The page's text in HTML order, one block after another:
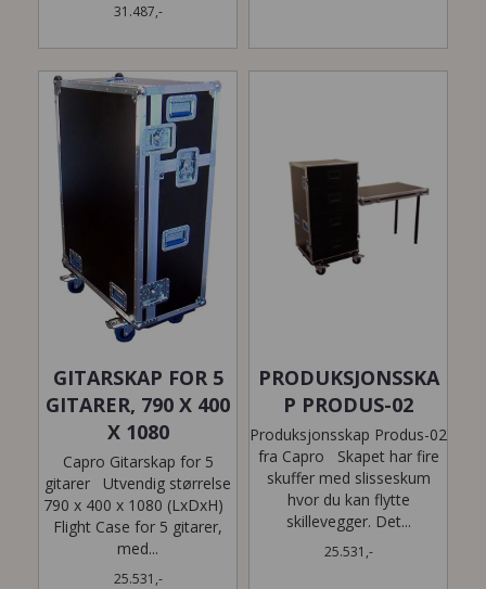
31.487,-
GITARSKAP FOR 5
GITARER, 790 X 400
X 1080
Capro Gitarskap for 5
gitarer Utvendig størrelse
790 x 400 x 1080 (LxDxH)
Flight Case for 5 gitarer,
med...
25.531,-
PRODUKSJONSSKA
P PRODUS-02
Produksjonsskap Produs-02
fra Capro Skapet har fire
skuffer med slisseskum
hvor du kan flytte
skillevegger. Det...
25.531,-